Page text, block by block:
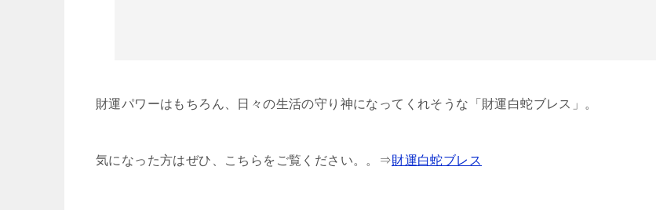
財運パワーはもちろん、日々の生活の守り神になってくれそうな「財運白蛇ブレス」。
気になった方はぜひ、こちらをご覧ください。。⇒財運白蛇ブレス